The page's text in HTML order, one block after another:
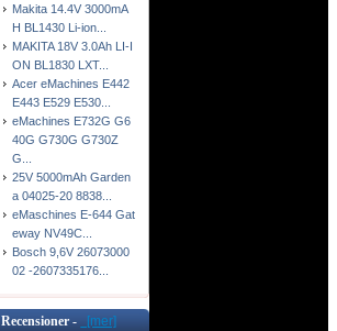
Makita 14.4V 3000mA
H BL1430 Li-ion...
MAKITA 18V 3.0Ah LI-I
ON BL1830 LXT...
Acer eMachines E442
E443 E529 E530...
eMachines E732G G6
40G G730G G730Z
G...
25V 5000mAh Garden
a 04025-20 8838...
eMaschines E-644 Gat
eway NV49C...
Bosch 9,6V 26073000
02 -2607335176...
Recensioner - [mer]